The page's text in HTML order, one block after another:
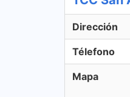
Dirección
Télefono
Mapa